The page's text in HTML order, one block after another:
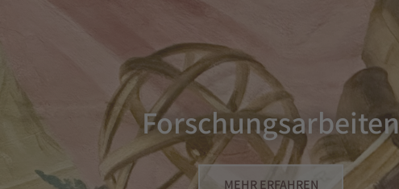
Forschungsarbeiten
MEHR ERFAHREN